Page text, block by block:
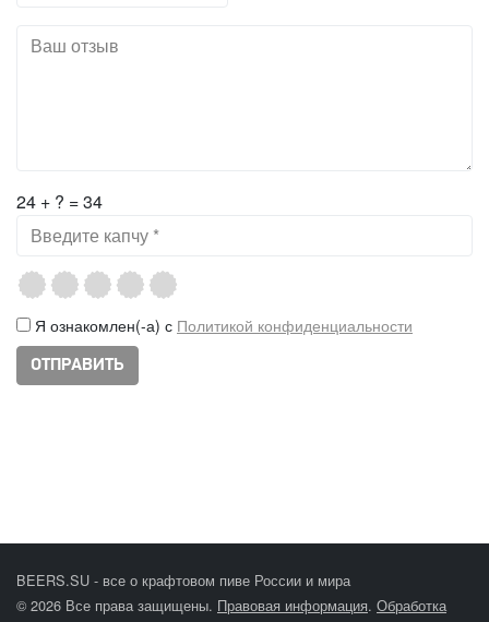
24 + ? = 34
Я ознакомлен(-а) с Политикой конфиденциальности
BEERS.SU - все о крафтовом пиве России и мира
© 2026 Все права защищены. Правовая информация. Обработка